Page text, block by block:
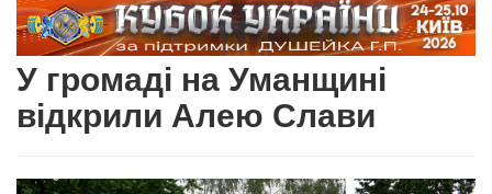
У громаді на Уманщині
відкрили Алею Слави